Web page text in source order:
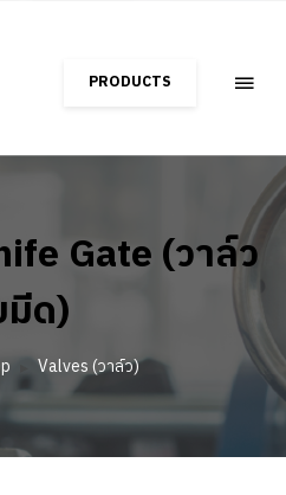
PRODUCTS
Gate (วาล์ว
มีด)
Valves (วาล์ว)